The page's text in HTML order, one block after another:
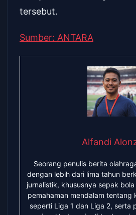
tersebut.
Sumber: ANTARA
Alfandi
Seorang penulis berita
dengan lebih dari lima tahun
jurnalistik, khususnya sepak
pemahaman mendalam tentang
seperti Liga 1 dan Liga 2, serta